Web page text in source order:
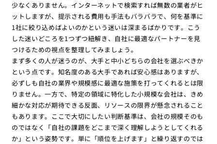
少なくありません。インターネットで検索すれば無数の業者がヒ
ットしますが、提示される費用も手法もバラバラで、何を基準に
1社に絞り込めばよいのかという迷いは深まるばかりです。こう
した迷いどころを1つずつ紐解き、自社に最適なパートナーを見
つけるための視点を整理してみましょう。
まず多くの人が迷うのが、大手と中小どちらの会社を選ぶべきか
という点です。知名度のある大手であれば安心感はありますが、
必ずしも自社の業界や規模感に最適な施策を打ってくれるとは限
りません。一方で、特定の領域に特化した小規模な会社は、きめ
細かな対応が期待できる反面、リソースの限界が懸念されること
もあります。ここで大切にしたい判断基準は、会社の規模そのも
のではなく「自社の課題をどこまで深く理解しようとしてくれる
か」という姿勢です。単に「順位を上げます」と繰り返すのでは